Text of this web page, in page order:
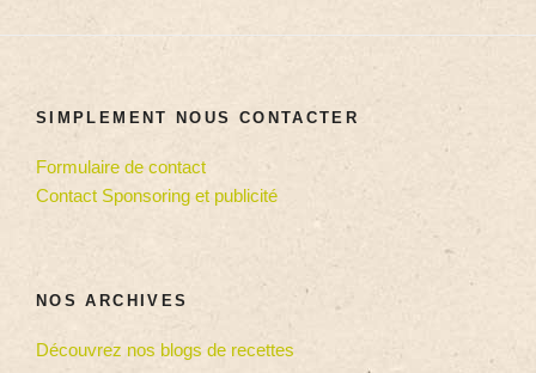
SIMPLEMENT NOUS CONTACTER
Formulaire de contact
Contact Sponsoring et publicité
NOS ARCHIVES
Découvrez nos blogs de recettes